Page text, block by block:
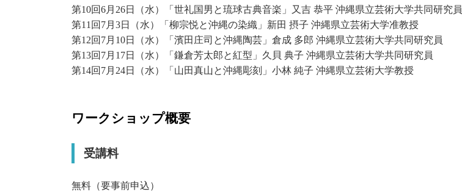
第10回6月26日（水）「世礼国男と琉球古典音楽」又吉 恭平 沖縄県立芸術大学共同研究員
第11回7月3日（水）「柳宗悦と沖縄の染織」新田 摂子 沖縄県立芸術大学准教授
第12回7月10日（水）「濱田庄司と沖縄陶芸」倉成 多郎 沖縄県立芸術大学共同研究員
第13回7月17日（水）「鎌倉芳太郎と紅型」久貝 典子 沖縄県立芸術大学共同研究員
第14回7月24日（水）「山田真山と沖縄彫刻」小林 純子 沖縄県立芸術大学教授
ワークショップ概要
受講料
無料（要事前申込）